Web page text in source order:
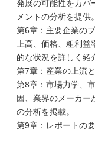
発展の可能性をカバ
メントの分析を提供。
第6章：主要企業の
上高、価格、粗利
的な状況を詳しく紹
第7章：産業の上流
第8章：市場力学、
因、業界のメーカー
の分析を掲載。
第9章：レポートの要